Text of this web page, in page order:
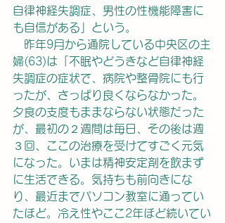
自律神経失調症、男性の性機能障害に
も自信がある」という。
昨年9月から通院している中央区の主
婦(63)は「不眠やどうきなど自律神経
失調症の症状で、病院や整骨院にも行
ったが、さっぱり良くならなかった。
夕食の支度もままならない状態だった
が、最初の２週間は毎日、その後は週
３回、ここの治療を受けてすごく元気
になった。いまは精神安定剤を飲まず
に生活できる。気持ちも前向きにな
り、最近までパソコン教室に通ってい
たほど。冷え性やここ2年ほど続いてい